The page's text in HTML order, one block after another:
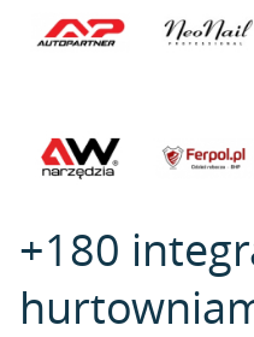
+180